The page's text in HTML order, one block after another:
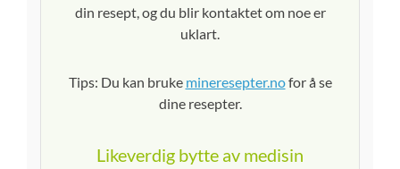
din resept, og du blir kontaktet om noe er
uklart.
Tips: Du kan bruke mineresepter.nofor å se
dine resepter.
Likeverdig bytte av medisin